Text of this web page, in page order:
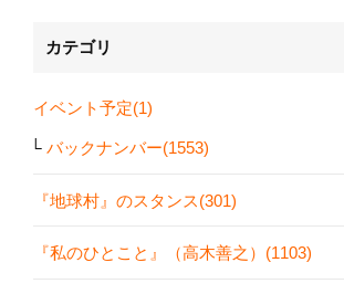
カテゴリ
イベント予定(1)
バックナンバー(1553)
『地球村』のスタンス(301)
『私のひとこと』（高木善之）(1103)